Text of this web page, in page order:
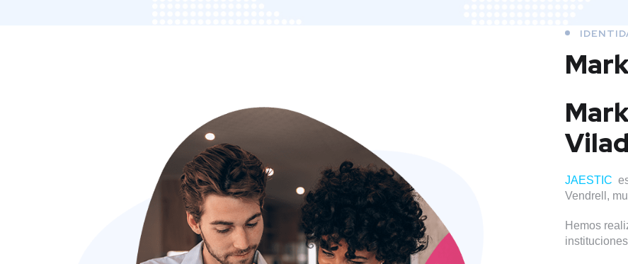
JAESTIC
Vendrell,
Hemos